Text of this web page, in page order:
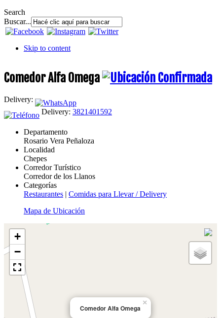
Search
Buscar...
Skip to content
Comedor Alfa Omega
Delivery:
Delivery: 3821401592
Departamento
Rosario Vera Peñaloza
Localidad
Chepes
Corredor Turístico
Corredor de los Llanos
Categorías
Restaurantes | Comidas para Llevar / Delivery
Mapa de Ubicación
Comedor Alfa Omega
×
+
−